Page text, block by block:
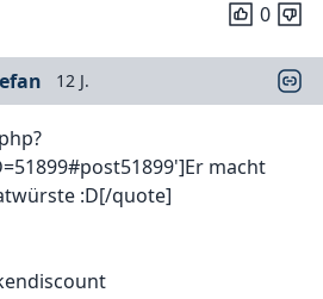
0
12 J.
macht
:D[/quote]